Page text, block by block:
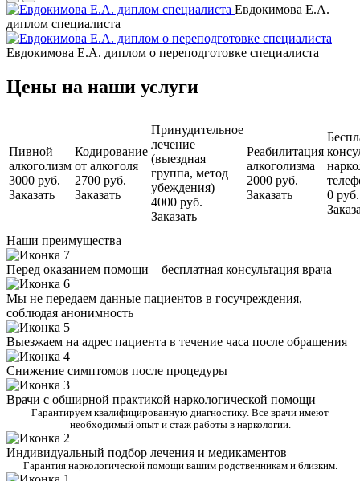
Евдокимова Е.А.
диплом специалиста
Евдокимова Е.А. диплом о переподготовке специалиста
Цены на наши услуги
Пивной
алкоголизм
3000 руб.
Заказать
Кодирование
от алкоголя
2700 руб.
Заказать
Принудительное
лечение
(выездная
группа, метод
убеждения)
4000 руб.
Заказать
Реабилитация
алкоголизма
2000 руб.
Заказать
0 руб.
Наши преимущества
Перед оказанием помощи – бесплатная консультация врача
Мы не передаем данные пациентов в госучреждения,
соблюдая анонимность
Выезжаем на адрес пациента в течение часа после обращения
Снижение симптомов после процедуры
Врачи с обширной практикой наркологической помощи
Гарантируем квалифицированную диагностику. Все врачи имеют
необходимый опыт и стаж работы в наркологии.
Индивидуальный подбор лечения и медикаментов
Гарантия наркологической помощи вашим родственникам и близким.